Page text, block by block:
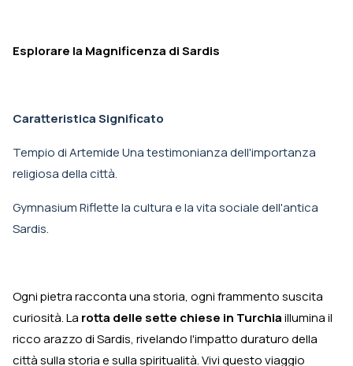
Esplorare la Magnificenza di Sardis
Caratteristica Significato
Tempio di Artemide Una testimonianza dell'importanza
religiosa della città.
Gymnasium Riflette la cultura e la vita sociale dell'antica
Sardis.
Ogni pietra racconta una storia, ogni frammento suscita
curiosità. La rotta delle sette chiese in Turchiaillumina il
ricco arazzo di Sardis, rivelando l'impatto duraturo della
città sulla storia e sulla spiritualità. Vivi questo viaggio